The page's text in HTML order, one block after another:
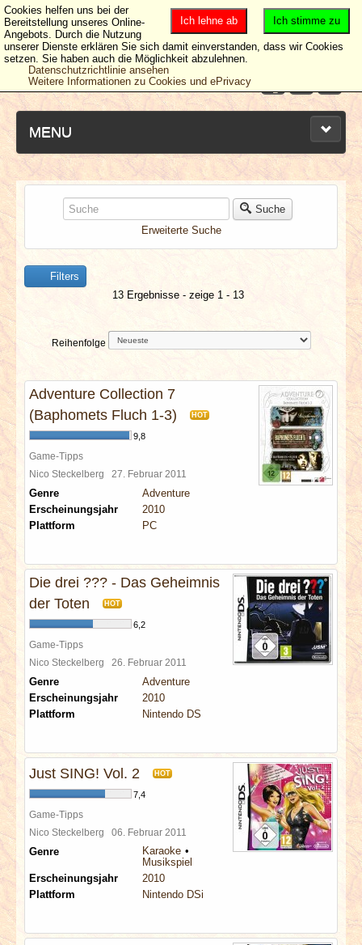
MENU
NEUESTE ARTIKEL
NEWS & DATES
BERICHTE
VERLOSUNGEN
SPECIALS
REDAKTION
LINKS
Suche
Erweiterte Suche
Filters
13 Ergebnisse - zeige 1 - 13
Reihenfolge
Adventure Collection 7
(Baphomets Fluch 1-3)
HOT
9,8
Game-Tipps
Nico Steckelberg 27. Februar 2011
Genre
Adventure
Erscheinungsjahr
2010
Plattform
PC
Die drei ??? - Das Geheimnis
der Toten
HOT
6,2
Game-Tipps
Nico Steckelberg 26. Februar 2011
Genre
Adventure
Erscheinungsjahr
2010
Plattform
Nintendo DS
Just SING! Vol. 2 HOT
7,4
Game-Tipps
Nico Steckelberg 06. Februar 2011
Genre
Karaoke
Musikspiel
Erscheinungsjahr
2010
Plattform
Nintendo DSi
Ich stimme zu
Ich lehne ab
Cookies helfen uns bei der
Bereitstellung unseres Online-
Angebots. Durch die Nutzung
unserer Dienste erklären Sie sich damit einverstanden, dass wir Cookies
setzen. Sie haben auch die Möglichkeit abzulehnen.
Datenschutzrichtlinie ansehen
Weitere Informationen zu Cookies und ePrivacy